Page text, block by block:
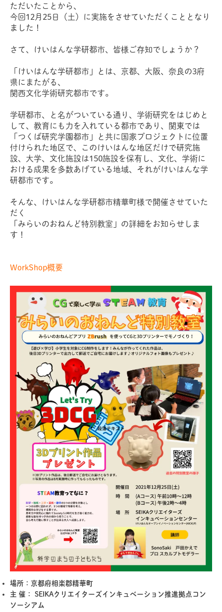
ただいたことから、
今回12月25日（土）に実施をさせていただくこととなり
ました！
さて、けいはんな学研都市、皆様ご存知でしょうか？
「けいはんな学研都市」とは、京都、大阪、奈良の3府
県にまたがる、
関西文化学術研究都市です。
学研都市、と名がついている通り、学術研究をはじめと
して、教育にも力を入れている都市であり、関東では
「つくば研究学園都市」と共に国家プロジェクトに位置
付けられた地区で、このけいはんな地区だけで研究施
設、大学、文化施設は150施設を保有し、文化、学術に
おける成果を多数あげている地域、それがけいはんな学
研都市です。
そんな、けいはんな学研都市精華町様で開催させていた
だく
「みらいのおねんど特別教室」の詳細をお知らせしま
す！
WorkShop概要
場所：京都府相楽郡精華町
主 催： SEIKAクリエイターズインキュベーション推進拠点コン
ソーシアム